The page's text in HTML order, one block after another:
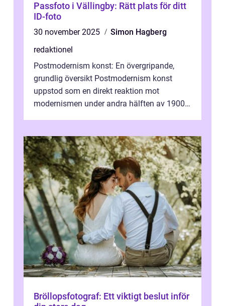
Passfoto i Vällingby: Rätt plats för ditt
ID-foto
30 november 2025
Simon Hagberg
redaktionel
Postmodernism konst: En övergripande,
grundlig översikt Postmodernism konst
uppstod som en direkt reaktion mot
modernismen under andra hälften av 1900-
Bröllopsfotograf: Ett viktigt beslut inför